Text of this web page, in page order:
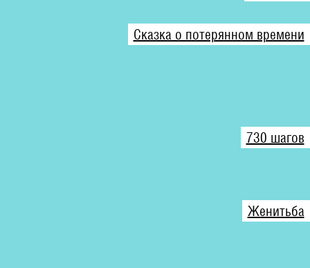
Сказка о потерянном времени
730 шагов
Женитьба